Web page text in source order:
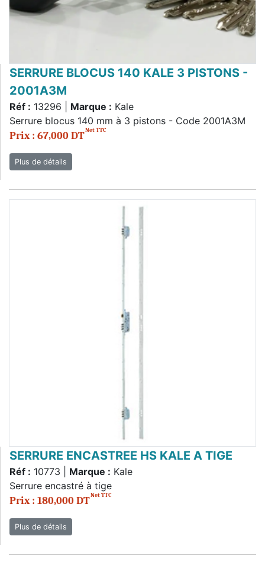
SERRURE BLOCUS 140 KALE 3 PISTONS -
2001A3M
Réf : 13296 | Marque : Kale
Serrure blocus 140 mm à 3 pistons - Code 2001A3M
Prix : 67,000 DTNet TTC
Plus de détails
SERRURE ENCASTREE HS KALE A TIGE
Réf : 10773 | Marque : Kale
Serrure encastré à tige
Prix : 180,000 DTNet TTC
Plus de détails